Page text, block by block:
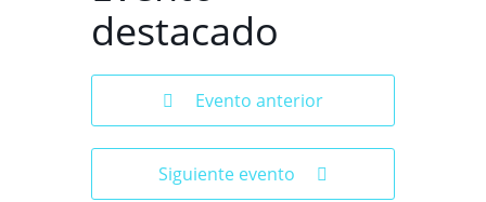
destacado
Evento anterior
Siguiente evento